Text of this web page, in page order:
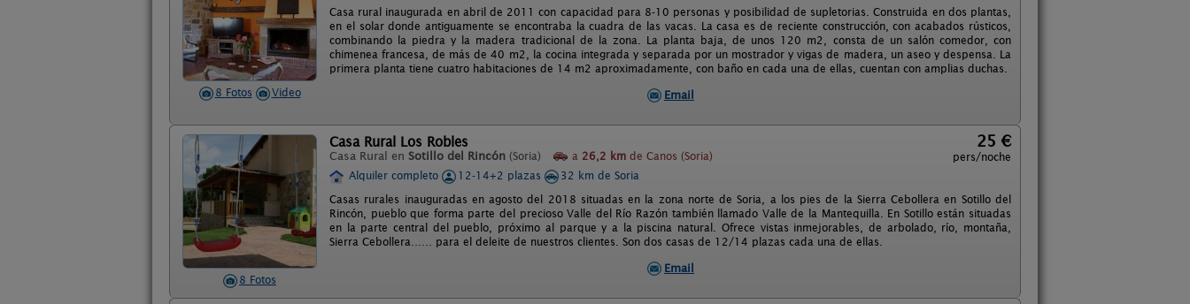
8 Fotos Video
Casa rural inaugurada en abril de 2011 con capacidad para 8-10 personas y posibilidad de supletorias. Construida en dos plantas,
en el solar donde antiguamente se encontraba la cuadra de las vacas. La casa es de reciente construcción, con acabados rústicos,
combinando la piedra y la madera tradicional de la zona. La planta baja, de unos 120 m2, consta de un salón comedor, con
chimenea francesa, de más de 40 m2, la cocina integrada y separada por un mostrador y vigas de madera, un aseo y despensa. La
primera planta tiene cuatro habitaciones de 14 m2 aproximadamente, con baño en cada una de ellas, cuentan con amplias duchas.
Email
8 Fotos
Casa Rural Los Robles
Casa Rural en Sotillo del Rincón (Soria) a 26,2 km de Canos (Soria)
25 €
pers/noche
Alquiler completo
12-14+2 plazas
32 km de Soria
Casas rurales inauguradas en agosto del 2018 situadas en la zona norte de Soria, a los pies de la Sierra Cebollera en Sotillo del
Rincón, pueblo que forma parte del precioso Valle del Río Razón también llamado Valle de la Mantequilla. En Sotillo están situadas
en la parte central del pueblo, próximo al parque y a la piscina natural. Ofrece vistas inmejorables, de arbolado, río, montaña,
Sierra Cebollera…… para el deleite de nuestros clientes. Son dos casas de 12/14 plazas cada una de ellas.
Email